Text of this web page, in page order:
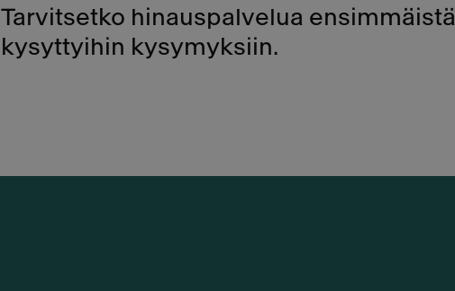
Tarvitsetko hinauspalvelua
kysyttyihin kysymyksiin.